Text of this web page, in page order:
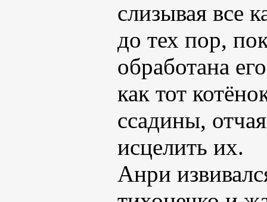
слизывая все
до тех пор,
обработана
как тот
ссадины,
исцелить их.
Анри